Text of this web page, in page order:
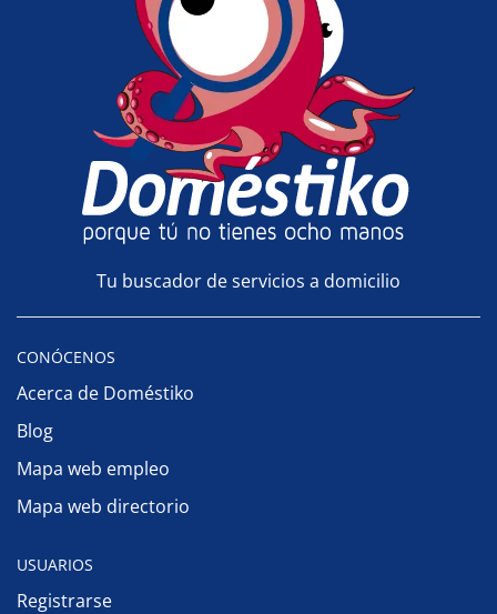
Tu buscador de servicios a domicilio
CONÓCENOS
Acerca de Doméstiko
Blog
Mapa web empleo
Mapa web directorio
USUARIOS
Registrarse